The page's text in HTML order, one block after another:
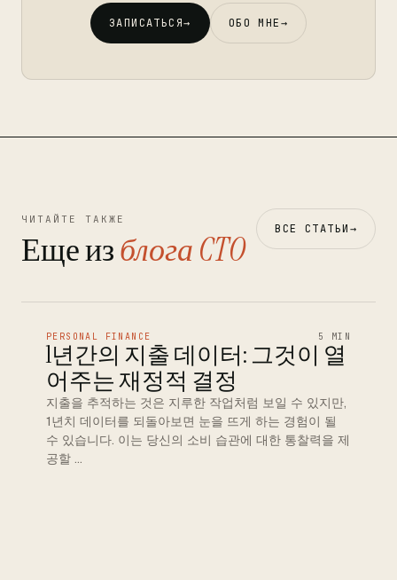
ЗАПИСАТЬСЯ→ ОБО МНЕ→
ЧИТАЙТЕ ТАКЖЕ
Еще изблога CTO ВСЕ СТАТЬИ→
PERSONAL FINANCE 5 MIN
1년간의 지출 데이터: 그것이 열
어주는 재정적 결정
지출을 추적하는 것은 지루한 작업처럼 보일 수 있지만,
1년치 데이터를 되돌아보면 눈을 뜨게 하는 경험이 될
수 있습니다. 이는 당신의 소비 습관에 대한 통찰력을 제
공할 …